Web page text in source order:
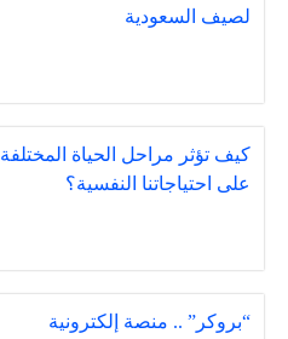
لصيف السعودية
كيف تؤثر مراحل الحياة المختلفة
على احتياجاتنا النفسية؟
“بروكر” .. منصة إلكترونية